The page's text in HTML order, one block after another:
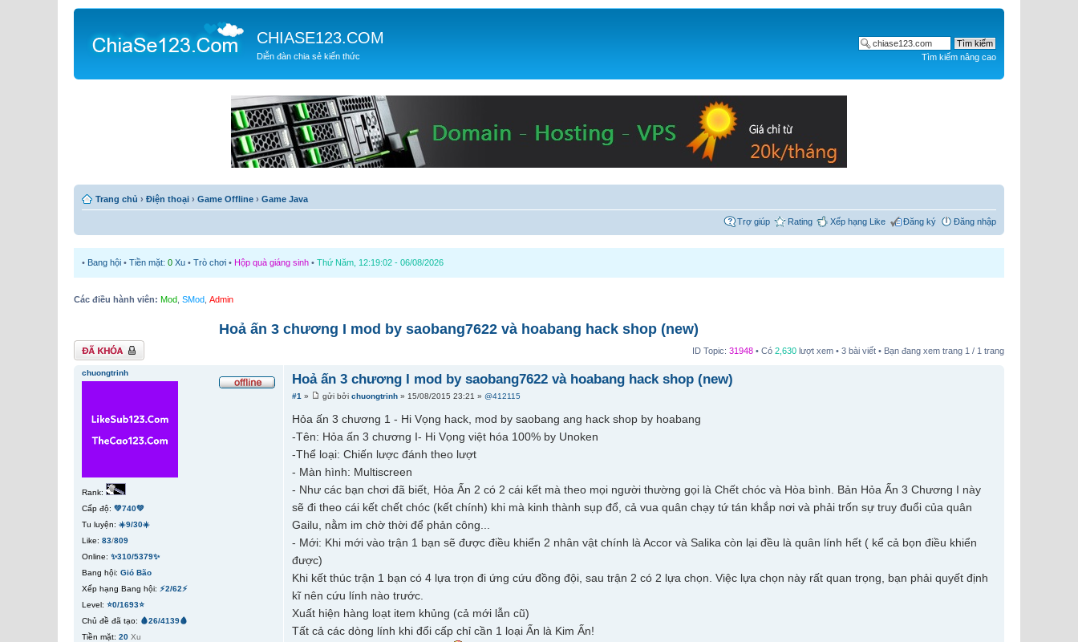
CHIASE123.COM
Diễn đàn chia sẻ kiến thức Tìm kiếm nâng cao
Trang chủ › Điện thoại › Game Offline › Game Java
Trợ giúp Rating Xếp hạng Like Đăng ký Đăng nhập
• Bang hội • Tiền mặt: 0 Xu • Trò chơi • Hộp quà giáng sinh • Thứ Năm, 12:19:02 - 06/08/2026
Các điều hành viên: Mod SMod Admin
Hoả ấn 3 chương I mod by saobang7622 và hoabang hack shop (new)
Chủ đề bị khóa ID Topic: 31948 • Có 2,630 lượt xem • 3 bài viết • Bạn đang xem trang 1 / 1 trang
Hoả ấn 3 chương I mod by saobang7622 và hoabang hack shop (new)
#1 » gửi bởichuongtrinh » 15/08/2015 23:21 »@412115
Hỏa ấn 3 chương 1 - Hi Vọng hack, mod by saobang ang hack shop by hoabang
-Tên: Hỏa ấn 3 chương I- Hi Vọng việt hóa 100% by Unoken
-Thể loại: Chiến lược đánh theo lượt
- Màn hình: Multiscreen
- Như các bạn chơi đã biết, Hỏa Ấn 2 có 2 cái kết mà theo mọi người thường gọi là Chết chóc và Hòa bình. Bản Hỏa Ấn 3 Chương I này
sẽ đi theo cái kết chết chóc (kết chính) khi mà kinh thành sụp đổ, cả vua quân chạy tứ tán khắp nơi và phải trốn sự truy đuổi của quân
Gailu, nằm im chờ thời để phản công...
- Mới: Khi mới vào trận 1 bạn sẽ được điều khiển 2 nhân vật chính là Accor và Salika còn lại đều là quân lính hết ( kể cả bọn điều khiển
được)
Khi kết thúc trận 1 bạn có 4 lựa trọn đi ứng cứu đồng đội, sau trận 2 có 2 lựa chọn. Việc lựa chọn này rất quan trọng, bạn phải quyết định
kĩ nên cứu lính nào trước.
Xuất hiện hàng loạt item khủng (cả mới lẫn cũ)
Tất cả các dòng lính khi đổi cấp chỉ cần 1 loại Ấn là Kim Ấn!
chuongtrinh
Rank:
Cấp độ: 💚740💚
Tu luyện: ☀️9/30☀️
Like: 83/809
Online: ✨310/5379✨
Bang hội: Gió Bão
Xếp hạng Bang hội: ⚡2/62⚡
Level: ⭐0/1693⭐
Chủ đề đã tạo: 🩸26/4139🩸
Tiền mặt: 20 Xu